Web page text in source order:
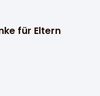
für Eltern